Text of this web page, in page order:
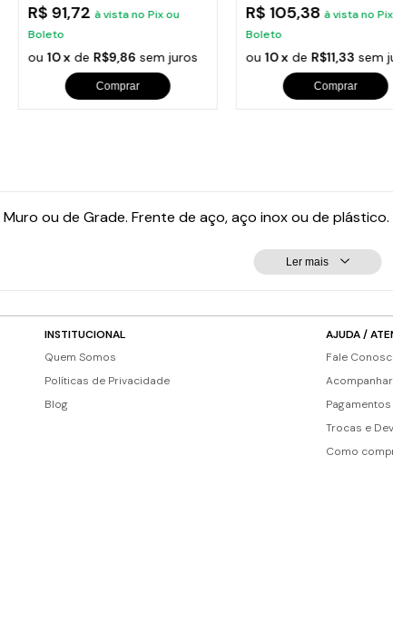
R$ 91,72 à vista no Pix ou
Boleto
ou10 x de R$9,86 sem juros
Comprar
R$ 105,38 à vista no
Boleto
ou10 x de R$11,33 sem
Comprar
ou de Grade. Frente de aço, aço inox ou de
Ler mais
INSTITUCIONAL
Quem Somos
Políticas de Privacidade
Blog
AJUDA /
Fale
Trocas e
Como